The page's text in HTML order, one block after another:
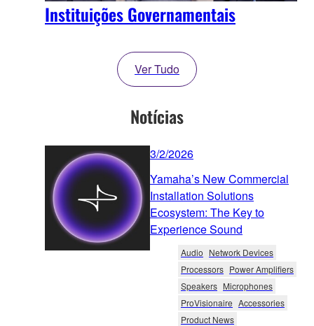
Instituições Governamentais
Ver Tudo
Notícias
3/2/2026
Yamaha’s New Commercial
Installation Solutions
Ecosystem: The Key to
Experience Sound
Audio Network Devices
Processors Power Amplifiers
Speakers Microphones
ProVisionaire Accessories
Product News